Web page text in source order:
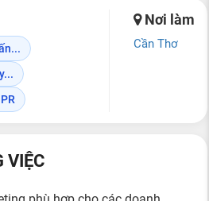
Nơi làm
Cần Thơ
VIỆC